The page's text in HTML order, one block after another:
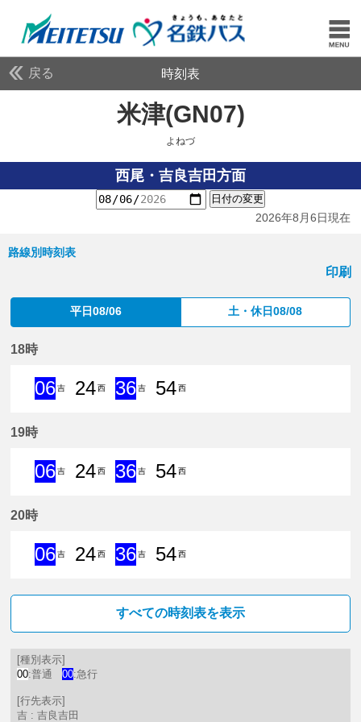
戻る 時刻表
米津(GN07)
よねづ
西尾・吉良吉田方面
日付の変更
2026年8月6日現在
路線別時刻表
印刷
平日08/06 土・休日08/08
18時
06吉
24西
36吉
54西
19時
06吉
24西
36吉
54西
20時
06吉
24西
36吉
54西
すべての時刻表を表示
[種別表示]
00:普通 00:急行
[行先表示]
吉 : 吉良吉田